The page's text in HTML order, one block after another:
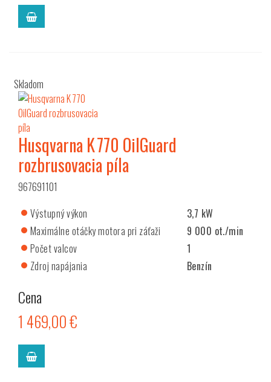
Skladom
Husqvarna K 770 OilGuard
rozbrusovacia píla
967691101
Výstupný výkon
3,7 kW
Maximálne otáčky motora pri záťaži
9 000 ot./min
Počet valcov
1
Zdroj napájania
Benzín
Cena
1 469,00 €